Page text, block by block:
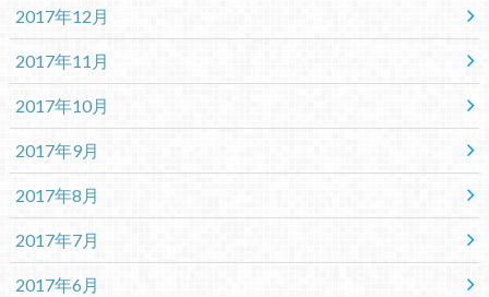
2017年12月
2017年11月
2017年10月
2017年9月
2017年8月
2017年7月
2017年6月